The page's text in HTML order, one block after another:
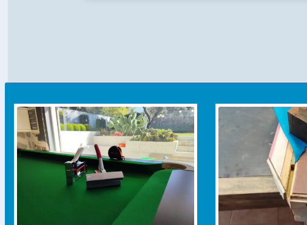
con un diseño clásico y
acabados modernos.
HAZ TU PEDIDO